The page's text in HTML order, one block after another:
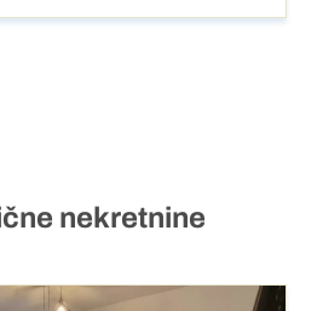
nekretnine